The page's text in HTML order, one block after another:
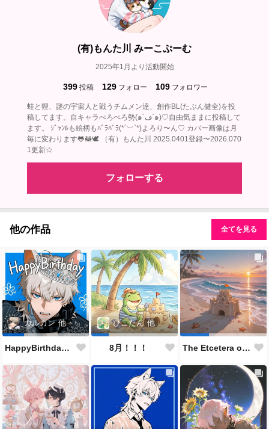
(有)もんた川 みーこぷーむ
2025年1月より活動開始
399 投稿 129 フォロー 109 フォロワー
蛙と狸、謎の宇宙人と戦うチムメン達、創作BL(たぶん健全)を投
稿してます。自キャラぺろぺろ勢(๑´ڡ`๑)♡自由気ままに投稿して
ます。 ｼﾞｬﾝﾙも絵柄もﾊﾞﾗﾊﾞﾗ(*´﹀`*)よろり〜ん♡ カバー画像は月
毎に変わります🐸🦝🕊‎ （有）もんた川 2025.0401登録〜2026.070
1更新☆
フォローする
他の作品 全てを見る
カルカン 他
HappyBirthdayカルくん🐱🎂✨👏🎉
ぴこたん 他
8月！！！ The Etcetera of the Sea and Crabs